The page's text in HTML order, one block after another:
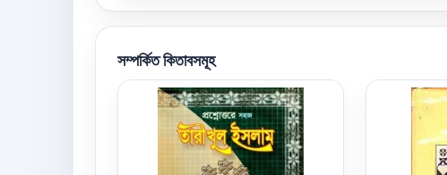
সম্পর্কিত কিতাবসমূহ